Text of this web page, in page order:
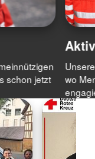
schon jetzt
wo